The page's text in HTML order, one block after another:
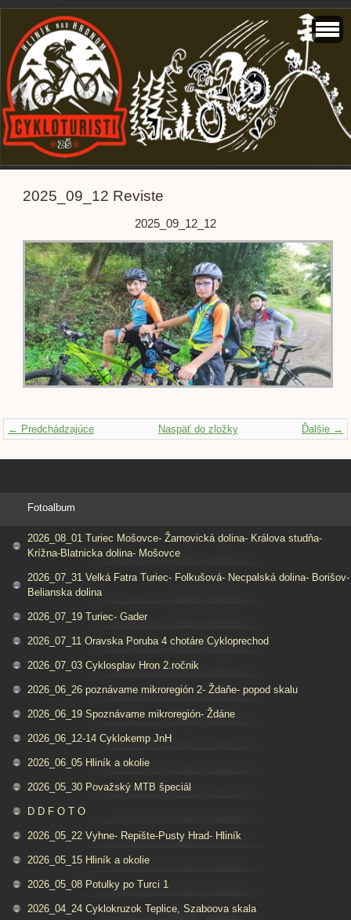
2025_09_12 Reviste
2025_09_12_12
← Predchádzajúce Ďalšie →
Naspäť do zložky
Fotoalbum
2026_08_01 Turiec Mošovce- Žarnovická dolina- Králova studňa-
Krížna-Blatnicka dolina- Mošovce
2026_07_31 Velká Fatra Turiec- Folkušová- Necpalská dolina- Borišov-
Belianska dolina
2026_07_19 Turiec- Gader
2026_07_11 Oravska Poruba 4 chotáre Cykloprechod
2026_07_03 Cyklosplav Hron 2.ročnik
2026_06_26 poznávame mikroregión 2- Ždaňe- popod skalu
2026_06_19 Spoznávame mikroregión- Ždáne
2026_06_12-14 Cyklokemp JnH
2026_06_05 Hliník a okolie
2026_05_30 Považský MTB špeciál
D D F O T O
2026_05_22 Vyhne- Repište-Pusty Hrad- Hliník
2026_05_15 Hliník a okolie
2026_05_08 Potulky po Turci 1
2026_04_24 Cyklokruzok Teplice, Szaboova skala